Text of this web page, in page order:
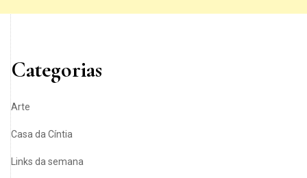
Categorias
Arte
Casa da Cíntia
Links da semana